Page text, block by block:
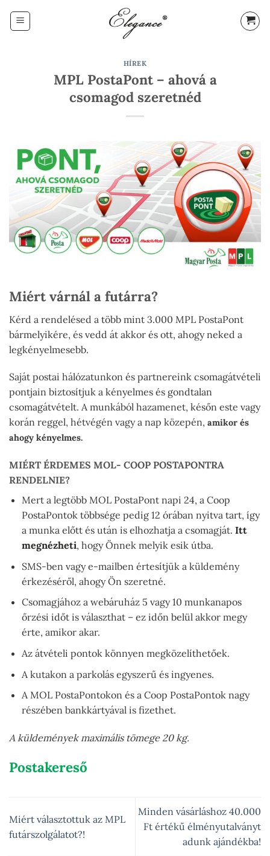
HÍREK
MPL PostaPont – ahová a
csomagod szeretnéd
Miért várnál a futárra?
Kérd a rendelésed a több mint 3.000 MPL PostaPont
bármelyikére, és vedd át akkor és ott, ahogy neked a
legkényelmesebb.
Saját postai hálózatunkon és partnereink csomagátvételi
pontjain biztosítjuk a kényelmes és gondtalan
csomagátvételt. A munkából hazamenet, későn este vagy
korán reggel, hétvégén vagy a nap közepén, amikor és
ahogy kényelmes.
MIÉRT ÉRDEMES MOL- COOP POSTAPONTRA
RENDELNIE?
Mert a legtöbb MOL PostaPont napi 24, a Coop
PostaPontok többsége pedig 12 órában nyitva tart, így
a munka előtt és után is elhozhatja a csomagját. Itt
megnézheti, hogy Önnek melyik esik útba.
SMS-ben vagy e-mailben értesítjük a küldemény
érkezéséről, ahogy Ön szeretné.
Csomagjához a webáruház 5 vagy 10 munkanapos
őrzési időt is választhat – ez időn belül akkor megy
érte, amikor akar.
Az átvételi pontok könnyen megközelíthetőek.
A kutakon a parkolás egyszerű és ingyenes.
A MOL PostaPontokon és a Coop PostaPontok nagy
részében bankkártyával is fizethet.
A küldemények maximális tömege 20 kg.
Postakereső
Miért választottuk az MPL
futárszolgálatot?!
Minden vásárláshoz 40.000
Ft értékű élményutalványt
adunk ajándékba!